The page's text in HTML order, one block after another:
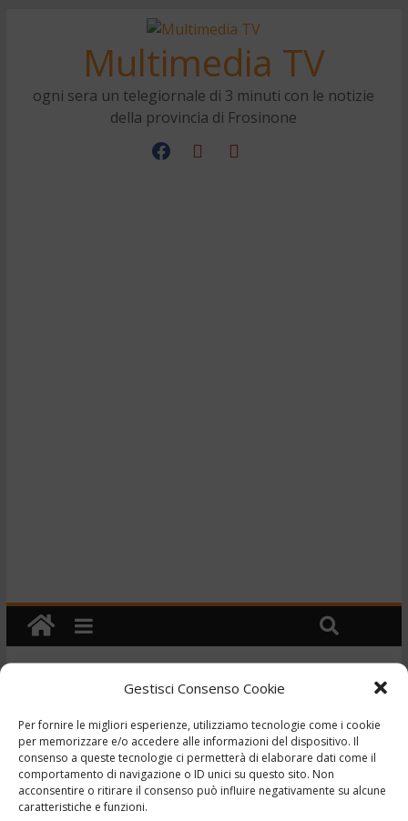
Gestisci Consenso Cookie
Per fornire le migliori esperienze, utilizziamo tecnologie come i cookie
per memorizzare e/o accedere alle informazioni del dispositivo. Il
consenso a queste tecnologie ci permetterà di elaborare dati come il
comportamento di navigazione o ID unici su questo sito. Non
acconsentire o ritirare il consenso può influire negativamente su alcune
caratteristiche e funzioni.
Multimedia TV
ogni sera un telegiornale di 3 minuti con le notizie
della provincia di Frosinone
TG – Perde la vita a 20
anni in una curva –
26/4/2022